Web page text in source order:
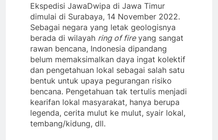
Ekspedisi JawaDwipa di Jawa Timur
dimulai di Surabaya, 14 November 2022.
Sebagai negara yang letak geologisnya
berada di wilayah ring of fireyang sangat
rawan bencana, Indonesia dipandang
belum memaksimalkan daya ingat kolektif
dan pengetahuan lokal sebagai salah satu
bentuk untuk upaya pegurangan risiko
bencana. Pengetahuan tak tertulis menjadi
kearifan lokal masyarakat, hanya berupa
legenda, cerita mulut ke mulut, syair lokal,
tembang/kidung, dll.